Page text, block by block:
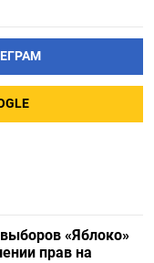
«Яблоко»
прав на